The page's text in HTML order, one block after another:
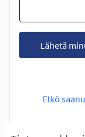
Lähetä
Etkö